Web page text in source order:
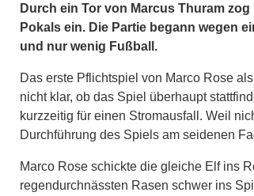
Durch ein Tor von Marcus Thuram
Pokals ein. Die Partie begann wegen
und nur wenig Fußball.
Das erste Pflichtspiel von Marco Rose
nicht klar, ob das Spiel überhaupt
kurzzeitig für einen Stromausfall. Weil
Durchführung des Spiels am seidenen
Marco Rose schickte die gleiche Elf ins
regendurchnässten Rasen schwer ins